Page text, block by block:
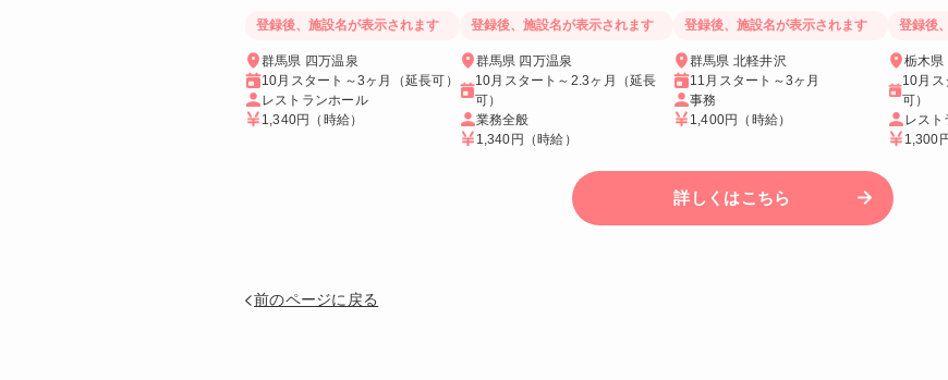
登録後、施設名が表示されます
群馬県 四万温泉
10月スタート～3ヶ月（延長可）
レストランホール
1,340円 （時給）
登録後、施設名が表示されます
群馬県 四万温泉
10月スタート～2.3ヶ月（延長
可）
業務全般
1,340円 （時給）
登録後、施設名が表示されます
群馬県 北軽井沢
11月スタート～3ヶ月
事務
1,400円 （時給）
登録後
栃木県
10月ス
可）
レスト
1,300
詳しくはこちら
前のページに戻る